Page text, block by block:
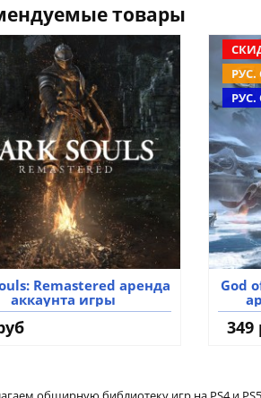
товары
Remastered аренда
аккаунта игры
РУС.
РУС.
God
349